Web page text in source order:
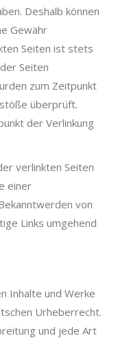
Deshalb können
Gewähr
Seiten ist stets
Seiten
zum Zeitpunkt
überprüft.
der Verlinkung
verlinkten Seiten
einer
von
Links umgehend
Inhalte und Werke
Urheberrecht.
und jede Art